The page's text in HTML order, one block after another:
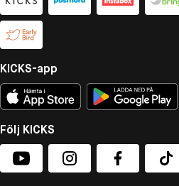
KICKS-app
Följ KICKS